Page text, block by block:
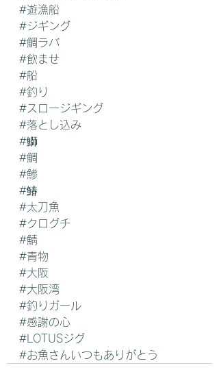
#遊漁船
#ジギング
#鯛ラバ
#飲ませ
#船
#釣り
#スロージギング
#落とし込み
#鰤
#鯛
#鯵
#鰆
#太刀魚
#クログチ
#鯖
#青物
#大阪
#大阪湾
#釣りガール
#感謝の心
#LOTUSジグ
#お魚さんいつもありがとう